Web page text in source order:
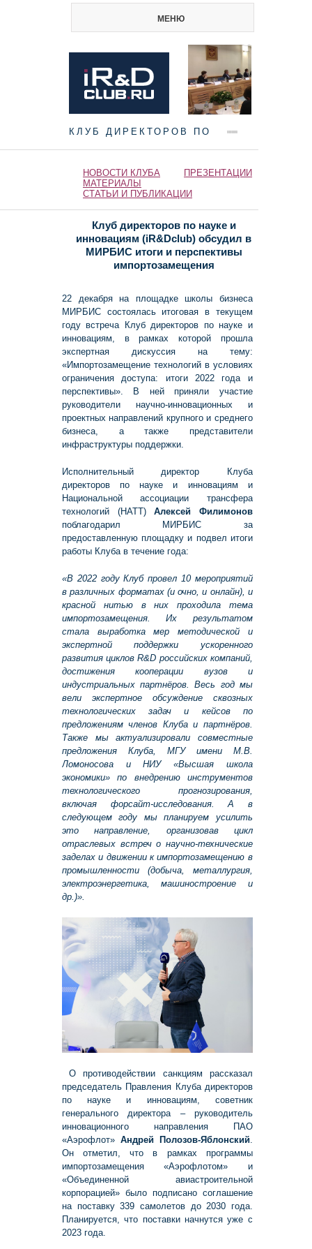
МЕНЮ
КЛУБ ДИРЕКТОРОВ ПО
НАУКЕ И ИННОВАЦИЯМ
НОВОСТИ КЛУБА
ПРЕЗЕНТАЦИИ
МАТЕРИАЛЫ
СТАТЬИ И ПУБЛИКАЦИИ
Клуб директоров по науке и
инновациям (iR&Dclub) обсудил в
МИРБИС итоги и перспективы
импортозамещения
22 декабря на площадке школы бизнеса
МИРБИС состоялась итоговая в текущем
году встреча Клуб директоров по науке и
инновациям, в рамках которой прошла
экспертная дискуссия на тему:
«Импортозамещение технологий в условиях
ограничения доступа: итоги 2022 года и
перспективы». В ней приняли участие
руководители научно-инновационных и
проектных направлений крупного и среднего
бизнеса, а также представители
инфраструктуры поддержки.
Исполнительный директор Клуба
директоров по науке и инновациям и
Национальной ассоциации трансфера
технологий (НАТТ)Алексей Филимонов
поблагодарил МИРБИС за
предоставленную площадку и подвел итоги
работы Клуба в течение года:
«В 2022 году Клуб провел 10 мероприятий
в различных форматах (и очно, и онлайн), и
красной нитью в них проходила тема
импортозамещения. Их результатом
стала выработка мер методической и
экспертной поддержки ускоренного
развития циклов R&D российских компаний,
достижения кооперации вузов и
индустриальных партнёров. Весь год мы
вели экспертное обсуждение сквозных
технологических задач и кейсов по
предложениям членов Клуба и партнёров.
Также мы актуализировали совместные
предложения Клуба, МГУ имени М.В.
Ломоносова и НИУ «Высшая школа
экономики» по внедрению инструментов
технологического прогнозирования,
включая форсайт-исследования. А в
следующем году мы планируем усилить
это направление, организовав цикл
отраслевых встреч о научно-технические
заделах и движении к импортозамещению в
промышленности (добыча, металлургия,
электроэнергетика, машиностроение и
др.)».
О противодействии санкциям рассказал
председатель Правления Клуба директоров
по науке и инновациям, советник
генерального директора – руководитель
инновационного направления ПАО
«Аэрофлот» Андрей Полозов-Яблонский.
Он отметил, что в рамках программы
импортозамещения «Аэрофлотом» и
«Объединенной авиастроительной
корпорацией» было подписано соглашение
на поставку 339 самолетов до 2030 года.
Планируется, что поставки начнутся уже с
2023 года.